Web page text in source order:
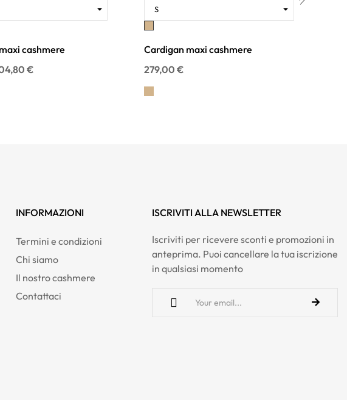
cashmere
€
Noce
Cardigan maxi cashmere
279,00 €
INFORMAZIONI
Termini e condizioni
Chi siamo
Il nostro cashmere
Contattaci
ISCRIVITI ALLA NEWSLETTER
Iscriviti per ricevere sconti e promozioni in
anteprima. Puoi cancellare la tua iscrizione
in qualsiasi momento